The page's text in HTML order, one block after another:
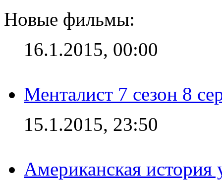
Новые фильмы:
16.1.2015, 00:00
Менталист 7 сезон 8
15.1.2015, 23:50
Американская история